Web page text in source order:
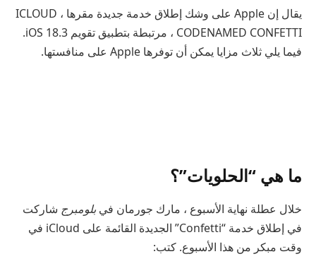
يقال إن Apple على وشك إطلاق خدمة جديدة مقرها ICLOUD ،
CODENAMED CONFETTI ، مرتبطة بتطبيق تقويم iOS 18.3.
فيما يلي ثلاث مزايا يمكن أن توفرها Apple على منافستها.
ما هي “الحلويات”؟
خلال عطلة نهاية الأسبوع ، مارك جورمان في بلومبرج شاركت
في إطلاق خدمة “Confetti” الجديدة القائمة على iCloud في
وقت مبكر من هذا الأسبوع. كتب: